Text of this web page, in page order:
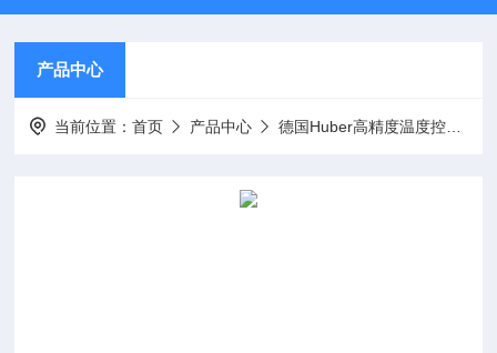
产品中心
当前位置：首页 产品中心 德国Huber高精度温度控制器